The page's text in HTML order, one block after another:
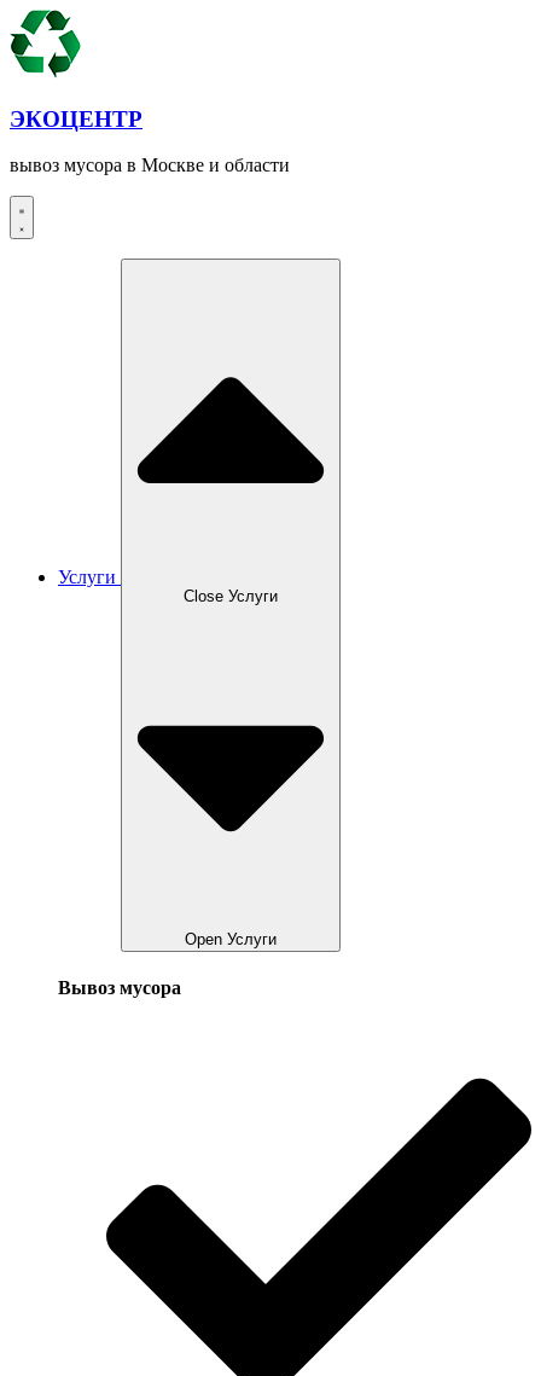
Перейти
к
содержимому
ЭКОЦЕНТР
вывоз мусора в Москве и области
Услуги
Close Услуги
Open Услуги
Вывоз мусора